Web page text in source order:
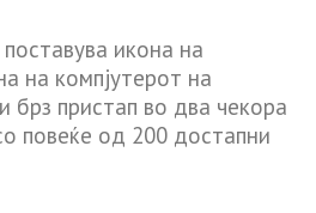
икона на
на компјутерот на
брз пристап во два чекора
повеќе од 200 достапни